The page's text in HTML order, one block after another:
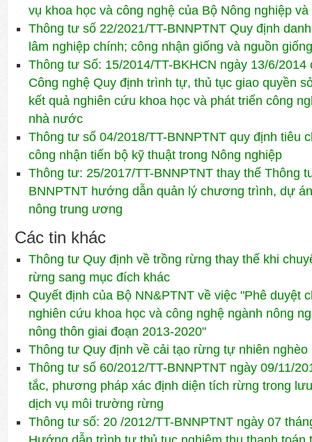
vụ khoa học và công nghệ của Bộ Nông nghiệp
Thông tư số 22/2021/TT-BNNPTNT Quy định
lâm nghiệp chính; công nhận giống và nguồn
Thông tư Số: 15/2014/TT-BKHCN ngày 13/6/2014
Công nghệ Quy định trình tự, thủ tục giao quyền
kết quả nghiên cứu khoa học và phát triển công
nhà nước
Thông tư số 04/2018/TT-BNNPTNT quy định tiêu
công nhận tiến bộ kỹ thuật trong Nông nghiệp
Thông tư: 25/2017/TT-BNNPTNT thay thế Thông
BNNPTNT hướng dẫn quản lý chương trình, dự
nông trung ương
Các tin khác
Thông tư Quy định về trồng rừng thay thế khi
rừng sang mục đích khác
Quyết định của Bộ NN&PTNT về việc "Phê duyệt
nghiên cứu khoa học và công nghệ ngành nông
nông thôn giai đoạn 2013-2020"
Thông tư Quy định về cải tạo rừng tự nhiên
Thông tư số 60/2012/TT-BNNPTNT ngày 09/11/
tắc, phương pháp xác định diện tích rừng trong
dịch vụ môi trường rừng
Thông tư số: 20 /2012/TT-BNNPTNT ngày 07